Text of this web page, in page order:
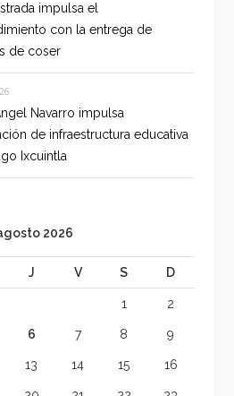
impulsa el
con la entrega de
de coser
Navarro impulsa
de infraestructura educativa
Ixcuintla
2026
J V S D
1 2
6 7 8 9
13 14 15 16